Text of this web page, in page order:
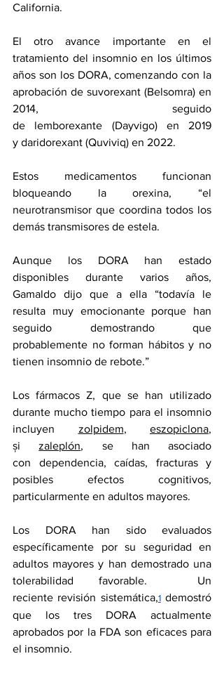
California.
El otro avance importante en el
tratamiento del insomnio en los últimos
años son los DORA, comenzando con la
aprobación de suvorexant (Belsomra) en
2014, seguido
de lemborexante (Dayvigo) en 2019
y daridorexant (Quviviq) en 2022.
Estos medicamentos funcionan
bloqueando la orexina, “el
neurotransmisor que coordina todos los
demás transmisores de estela.
Aunque los DORA han estado
disponibles durante varios años,
Gamaldo dijo que a ella “todavía le
resulta muy emocionante porque han
seguido demostrando que
probablemente no forman hábitos y no
tienen insomnio de rebote.”
Los fármacos Z, que se han utilizado
durante mucho tiempo para el insomnio
incluyen zolpidem, eszopiclona,
și zaleplón, se han asociado
con dependencia, caídas, fracturas y
posibles efectos cognitivos,
particularmente en adultos mayores.
Los DORA han sido evaluados
específicamente por su seguridad en
adultos mayores y han demostrado una
tolerabilidad favorable.  Un
reciente revisión sistemática,1 demostró
que los tres DORA actualmente
aprobados por la FDA son eficaces para
el insomnio.